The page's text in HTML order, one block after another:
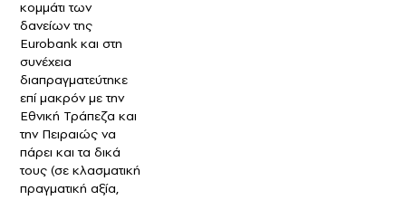
κομμάτι των
δανείων της
Eurobank και στη
συνέχεια
διαπραγματεύτηκε
επί μακρόν με την
Εθνική Τράπεζα και
την Πειραιώς να
πάρει και τα δικά
τους (σε κλασματική
πραγματική αξία,